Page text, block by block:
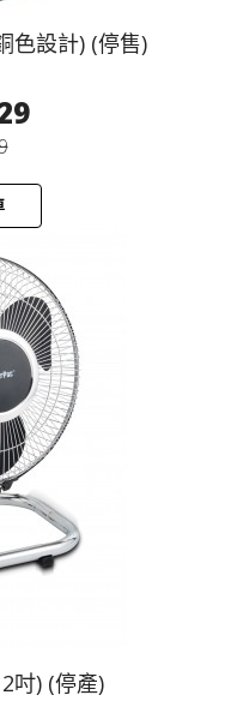
色設計) (停售)
吋) (停產)